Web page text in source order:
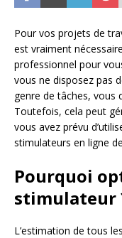
Pour vos projets de
est vraiment
professionnel pour
vous ne disposez pas
genre de tâches, vous
Toutefois, cela peut
vous avez prévu
stimulateurs en ligne
Pourquoi
stimulateur
L’estimation de tous